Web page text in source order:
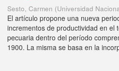
Sesto, Carmen (Universidad
El artículo propone una nueva
incrementos de productividad en el
pecuaria dentro del período
1900. La misma se basa en la